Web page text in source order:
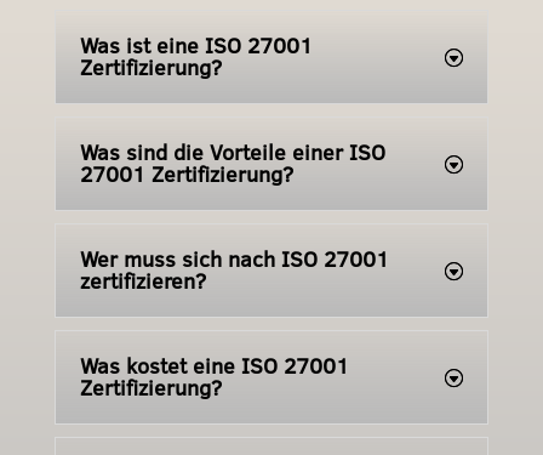
Was ist eine ISO 27001
Zertifizierung?
Was sind die Vorteile einer ISO
27001 Zertifizierung?
Wer muss sich nach ISO 27001
zertifizieren?
Was kostet eine ISO 27001
Zertifizierung?